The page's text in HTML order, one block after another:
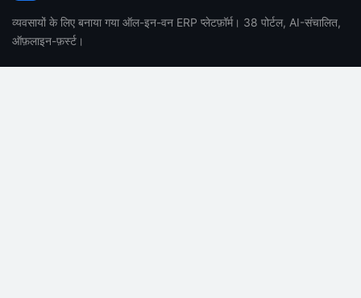
व्यवसायों के लिए बनाया गया ऑल-इन-वन ERP प्लेटफ़ॉर्म। 38 पोर्टल, AI-संचालित,
ऑफ़लाइन-फ़र्स्ट।